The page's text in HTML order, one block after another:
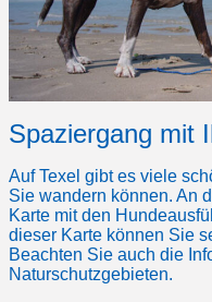
Spaziergang mit
Auf Texel gibt es viele
Sie wandern können. An
Karte mit den
dieser Karte können Sie
Beachten Sie auch die
Naturschutzgebieten.